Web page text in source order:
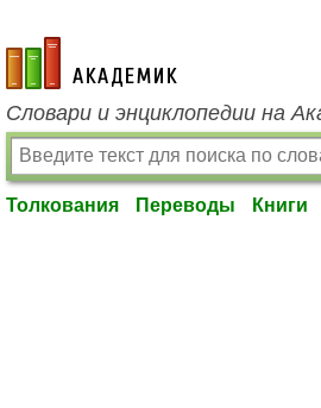
academic.ru
Словари и энциклопедии на
Толкования Переводы Книги